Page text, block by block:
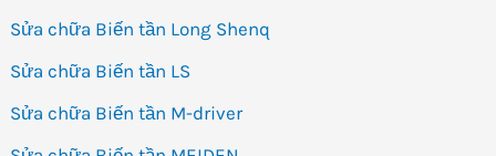
Sửa chữa Biến tần Long Shenq
Sửa chữa Biến tần LS
Sửa chữa Biến tần M-driver